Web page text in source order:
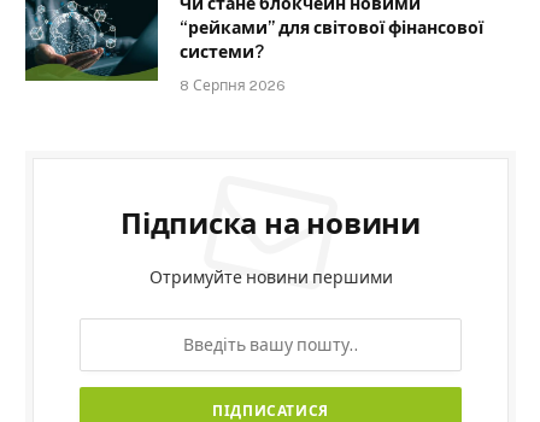
“рейками” для світової фінансової
системи?
8 Серпня 2026
Підписка на новини
Отримуйте новини першими